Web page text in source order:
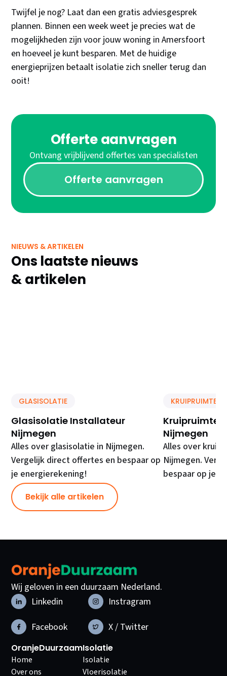
Twijfel je nog? Laat dan een gratis adviesgesprek
plannen. Binnen een week weet je precies wat de
mogelijkheden zijn voor jouw woning in Amersfoort
en hoeveel je kunt besparen. Met de huidige
energieprijzen betaalt isolatie zich sneller terug dan
ooit!
Offerte aanvragen
Ontvang vrijblijvend offertes van specialisten
Offerte aanvragen
NIEUWS & ARTIKELEN
Ons laatste nieuws
& artikelen
GLASISOLATIE
Glasisolatie Installateur
Nijmegen
Alles over glasisolatie in Nijmegen.
Vergelijk direct offertes en bespaar op
je energierekening!
KRUIPRUIMTE
Kruipruimte
Nijmegen
Alles over
Nijmegen.
bespaar op je
Bekijk alle artikelen
Wij geloven in een duurzaam Nederland.
Linkedin
Instragram
Facebook
X / Twitter
OranjeDuurzaam
Home
Over ons
Isolatie
Isolatie
Vloerisolatie